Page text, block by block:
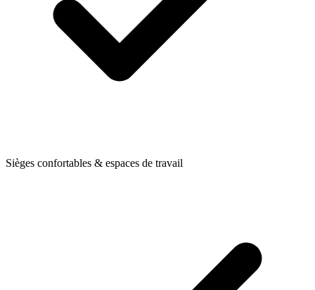
Sièges confortables & espaces de travail